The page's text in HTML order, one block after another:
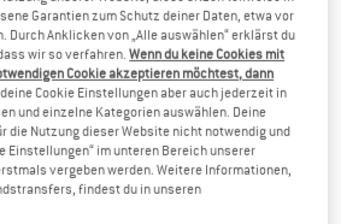
PATAGONIA
Lightweight Insulated Fjord Flannel
Garantien zum Schutz deiner Daten, etwa vor
Durch Anklicken von „Alle auswählen“ erklärst du
wir so verfahren.Wenn du keine Cookies mit
Cookie akzeptieren möchtest, dann
deine Cookie Einstellungen aber auch jederzeit in
und einzelne Kategorien auswählen. Deine
die Nutzung dieser Website nicht notwendig und
Einstellungen“ im unteren Bereich unserer
vergeben werden. Weitere Informationen,
findest du in unseren